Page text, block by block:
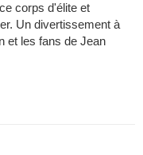
corps d'élite et
Un divertissement à
et les fans de Jean